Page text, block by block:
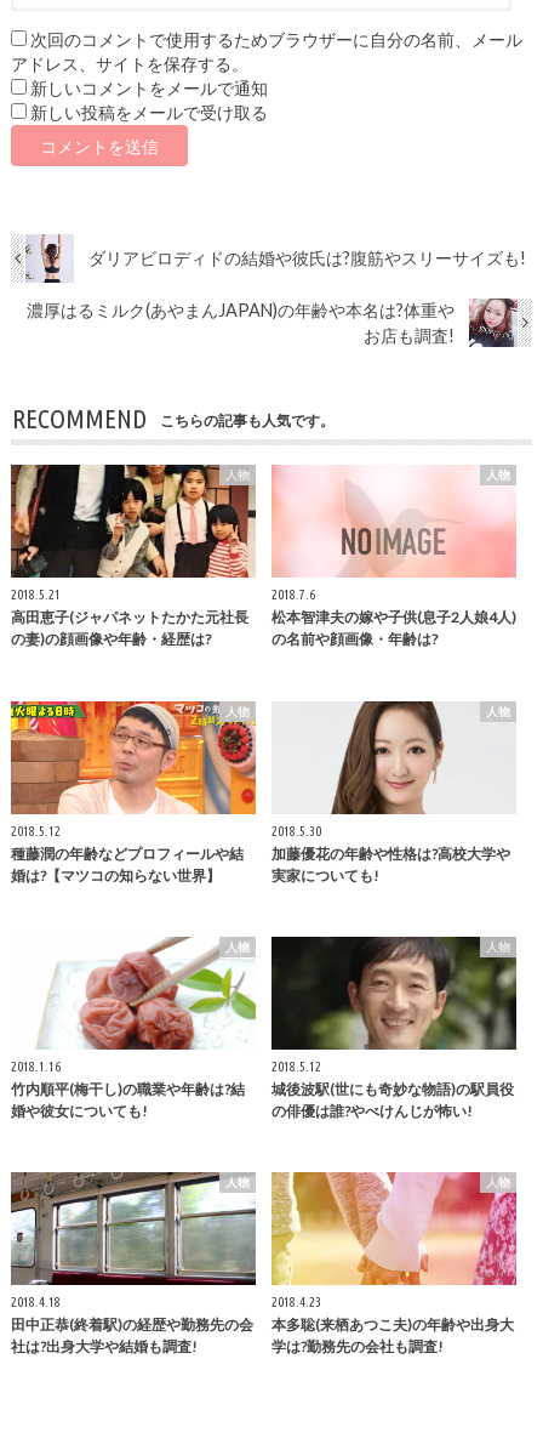
次回のコメントで使用するためブラウザーに自分の名前、メール
アドレス、サイトを保存する。
新しいコメントをメールで通知
新しい投稿をメールで受け取る
ダリアビロディドの結婚や彼氏は?腹筋やスリーサイズも!
濃厚はるミルク(あやまんJAPAN)の年齢や本名は?体重や
お店も調査!
RECOMMEND こちらの記事も人気です。
人物
2018.5.21
高田恵子(ジャパネットたかた元社長
の妻)の顔画像や年齢・経歴は?
人物
2018.7.6
松本智津夫の嫁や子供(息子2人娘4人)
の名前や顔画像・年齢は?
人物
2018.5.12
種藤潤の年齢などプロフィールや結
婚は?【マツコの知らない世界】
人物
2018.5.30
加藤優花の年齢や性格は?高校大学や
実家についても!
人物
2018.1.16
竹内順平(梅干し)の職業や年齢は?結
婚や彼女についても!
人物
2018.5.12
城後波駅(世にも奇妙な物語)の駅員役
の俳優は誰?やべけんじが怖い!
人物
2018.4.18
田中正恭(終着駅)の経歴や勤務先の会
社は?出身大学や結婚も調査!
人物
2018.4.23
本多聡(来栖あつこ夫)の年齢や出身大
学は?勤務先の会社も調査!